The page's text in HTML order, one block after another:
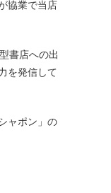
協業で当店
書店への出
を発信して
ャポン」の